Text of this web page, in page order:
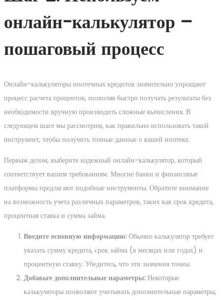
онлайн-калькулятор –
пошаговый процесс
Онлайн-калькуляторы ипотечных кредитов значительно упрощают
процесс расчета процентов, позволяя быстро получать результаты без
необходимости вручную производить сложные вычисления. В
следующем шаге мы рассмотрим, как правильно использовать такой
инструмент, чтобы получить точные данные о вашей ипотеке.
Первым делом, выберите надежный онлайн-калькулятор, который
соответствует вашим требованиям. Многие банки и финансовые
платформы предлагают подобные инструменты. Обратите внимание
на возможность учета различных параметров, таких как срок кредита,
процентная ставка и сумма займа.
Введите основную информацию: Обычно калькулятор требует
указать сумму кредита, срок займа (в месяцах или годах) и
процентную ставку. Убедитесь, что эти значения точны.
Добавьте дополнительные параметры: Некоторые
калькуляторы позволяют учитывать дополнительные параметры,